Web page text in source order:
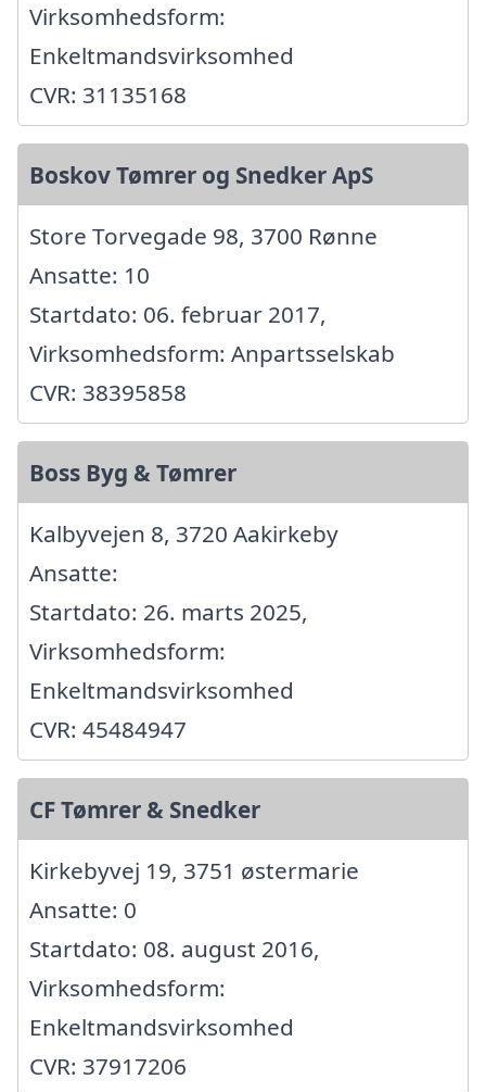
Virksomhedsform:
Enkeltmandsvirksomhed
CVR: 31135168
Boskov Tømrer og Snedker ApS
Store Torvegade 98, 3700 Rønne
Ansatte: 10
Startdato: 06. februar 2017,
Virksomhedsform: Anpartsselskab
CVR: 38395858
Boss Byg & Tømrer
Kalbyvejen 8, 3720 Aakirkeby
Ansatte:
Startdato: 26. marts 2025,
Virksomhedsform:
Enkeltmandsvirksomhed
CVR: 45484947
CF Tømrer & Snedker
Kirkebyvej 19, 3751 østermarie
Ansatte: 0
Startdato: 08. august 2016,
Virksomhedsform:
Enkeltmandsvirksomhed
CVR: 37917206